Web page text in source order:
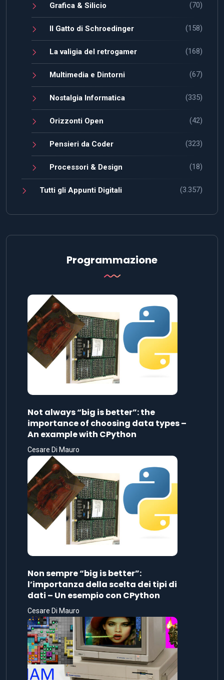
Grafica & Silicio (70)
Il Gatto di Schroedinger (158)
La valigia del retrogamer (168)
Multimedia e Dintorni (67)
Nostalgia Informatica (335)
Orizzonti Open (42)
Pensieri da Coder (323)
Processori & Design (18)
Tutti gli Appunti Digitali (3.357)
Programmazione
Not always “big is better”: the
importance of choosing data types –
An example with CPython
Cesare Di Mauro
Non sempre “big is better”:
l’importanza della scelta dei tipi di
dati – Un esempio con CPython
Cesare Di Mauro